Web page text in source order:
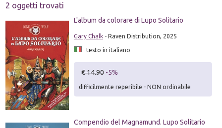
2 oggetti trovati
L'album da colorare di Lupo Solitario
Gary Chalk- Raven Distribution, 2025
testo in italiano
€ 14.90 -5%
difficilmente reperibile - NON ordinabile
Compendio del Magnamund. Lupo Solitario